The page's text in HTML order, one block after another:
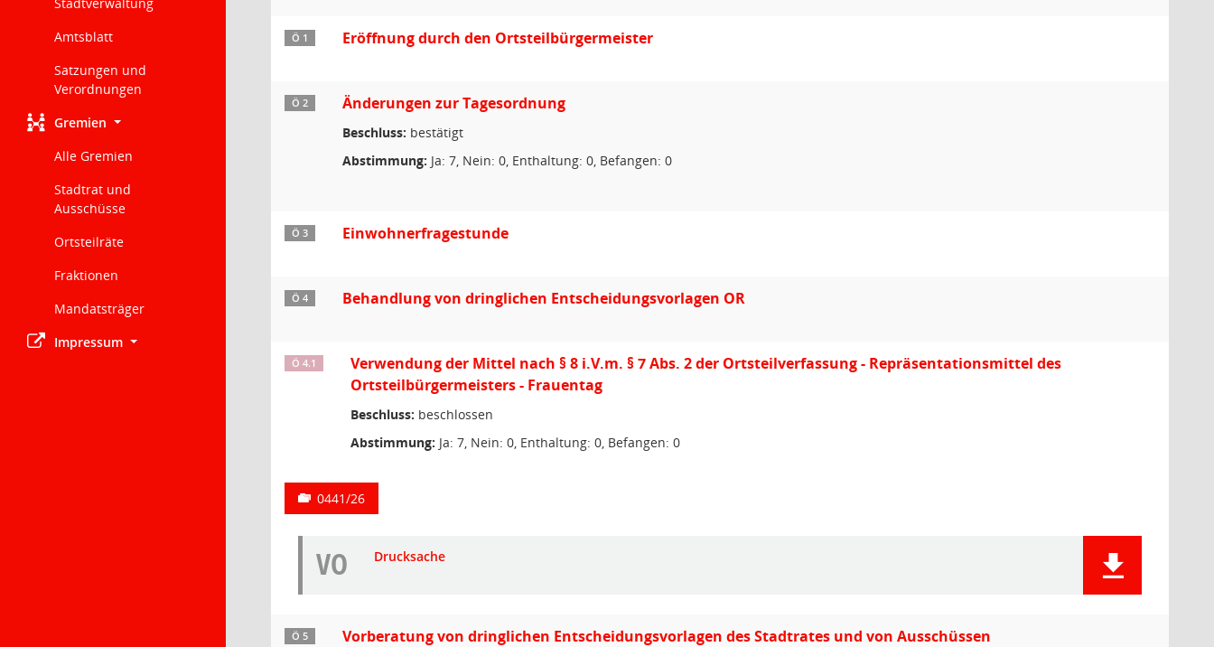
Amtsblatt
Satzungen und
Verordnungen
Gremien
Alle Gremien
Stadtrat und
Ausschüsse
Ortsteilräte
Fraktionen
Mandatsträger
Impressum
Ö 1 Eröffnung durch den Ortsteilbürgermeister
Ö 2 Änderungen zur Tagesordnung
Beschluss: bestätigt
Abstimmung: Ja: 7, Nein: 0, Enthaltung: 0, Befangen: 0
Ö 3 Einwohnerfragestunde
Ö 4 Behandlung von dringlichen Entscheidungsvorlagen OR
Ö 4.1
Verwendung der Mittel nach § 8 i.V.m. § 7 Abs. 2 der Ortsteilverfassung - Repräsentationsmittel des
Ortsteilbürgermeisters - Frauentag
Beschluss: beschlossen
Abstimmung: Ja: 7, Nein: 0, Enthaltung: 0, Befangen: 0
0441/26
VO Drucksache
Ö 5 Vorberatung von dringlichen Entscheidungsvorlagen des Stadtrates und von Ausschüssen